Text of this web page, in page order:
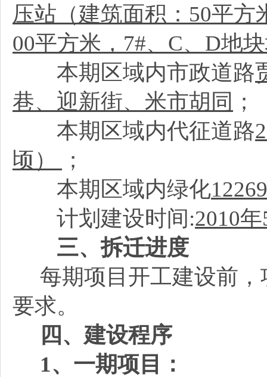
压站（建筑面积：50平
00平方米，7#、C、D地
本期区域内市政道路
巷、迎新街、米市胡同 ；
本期区域内代征道路
顷）
；
本期区域内绿化
计划建设时间:2010年
三、拆迁进度
每期项目开工建设前，
要求。
四、建设程序
1、一期项目：